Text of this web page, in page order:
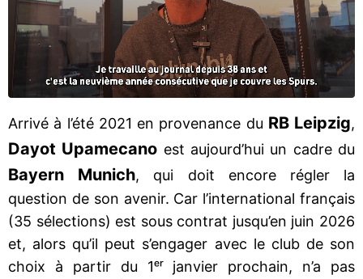
Arrivé à l’été 2021 en provenance du RB Leipzig,
Dayot Upamecano est aujourd’hui un cadre du
Bayern Munich, qui doit encore régler la
question de son avenir. Car l’international français
(35 sélections) est sous contrat jusqu’en juin 2026
et, alors qu’il peut s’engager avec le club de son
choix à partir du 1ᵉʳ janvier prochain, n’a pas